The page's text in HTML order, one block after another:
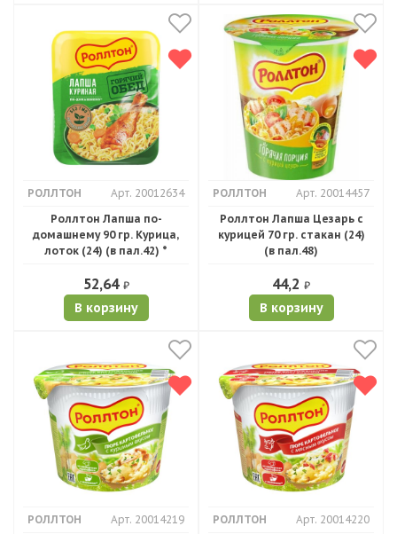
РОЛЛТОН
Арт. 20012634
Роллтон Лапша по-
домашнему 90 гр. Курица,
лоток (24) (в пал.42) *
52,64 ₽
В корзину
РОЛЛТОН
Арт. 20014457
Роллтон Лапша Цезарь с
курицей 70 гр. стакан (24)
(в пал.48)
44,2 ₽
В корзину
РОЛЛТОН
Арт. 20014219
РОЛЛТОН
Арт. 20014220